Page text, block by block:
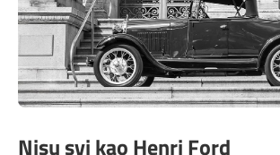
Nisu svi kao Henri Ford